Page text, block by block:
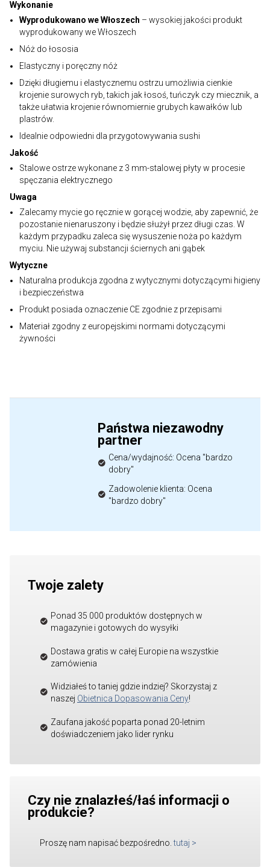
Wykonanie
Wyprodukowano we Włoszech – wysokiej jakości produkt
wyprodukowany we Włoszech
Nóż do łososia
Elastyczny i poręczny nóż
Dzięki długiemu i elastycznemu ostrzu umożliwia cienkie
krojenie surowych ryb, takich jak łosoś, tuńczyk czy miecznik, a
także ułatwia krojenie równomiernie grubych kawałków lub
plastrów.
Idealnie odpowiedni dla przygotowywania sushi
Jakość
Stalowe ostrze wykonane z 3 mm-stalowej płyty w procesie
spęczania elektrycznego
Uwaga
Zalecamy mycie go ręcznie w gorącej wodzie, aby zapewnić, że
pozostanie nienaruszony i będzie służył przez długi czas. W
każdym przypadku zaleca się wysuszenie noża po każdym
myciu. Nie używaj substancji ściernych ani gąbek
Wytyczne
Naturalna produkcja zgodna z wytycznymi dotyczącymi higieny
i bezpieczeństwa
Produkt posiada oznaczenie CE zgodnie z przepisami
Materiał zgodny z europejskimi normami dotyczącymi
żywności
Państwa niezawodny
partner
Cena/wydajność: Ocena "bardzo
dobry"
Zadowolenie klienta: Ocena
"bardzo dobry"
Twoje zalety
Ponad 35 000 produktów dostępnych w
magazynie i gotowych do wysyłki
Dostawa gratis w całej Europie na wszystkie
zamówienia
Widziałeś to taniej gdzie indziej? Skorzystaj z
naszej Obietnica Dopasowania Ceny!
Zaufana jakość poparta ponad 20-letnim
doświadczeniem jako lider rynku
Czy nie znalazłeś/łaś informacji o
produkcie?
Proszę nam napisać bezpośredno. tutaj >